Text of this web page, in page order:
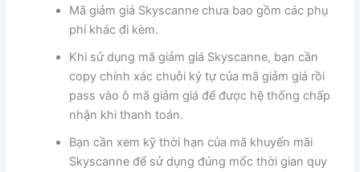
Mã giảm giá Skyscanne chưa bao gồm các phụ
phí khác đi kèm.
Khi sử dụng mã giảm giá Skyscanne, bạn cần
copy chính xác chuỗi ký tự của mã giảm giá rồi
pass vào ô mã giảm giá để được hệ thống chấp
nhận khi thanh toán.
Bạn cần xem kỹ thời hạn của mã khuyến mãi
Skyscanne để sử dụng đúng mốc thời gian quy